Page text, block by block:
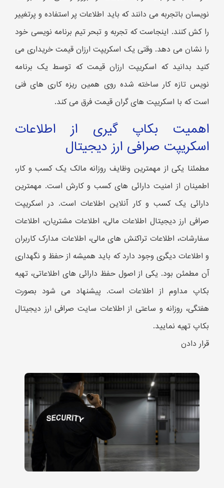
نویسان باتجربه می دانند که باید اطلاعات پر استفاده و پرتغییر
را کش کنند. اینجاست که تجربه و تبحر تیم برنامه نویسی خود
را نشان می دهد. وقتی یک اسکریپت ارزان قیمت خریداری می
کنید بدانید که اسکریپت ارزان قیمت که توسط یک برنامه
نویس تازه کار ساخته شده روی همین ریزه کاری های فنی
است که با اسکریپت های گران قیمت فرق می کند.
اهمیت بکاپ گیری از اطلاعات
اسکریپت صرافی ارز دیجیتال
مطمئنا یکی از مهمترین وظایف روزانه مالک یک کسب و کار،
اطمینان از امنیت دارائی های کسب و کارش است. مهمترین
دارائی یک کسب و کار آنلاین اطلاعات است. در اسکریپت
صرافی ارز دیجیتال اطلاعات مالی، اطلاعات مشتریان، اطلاعات
سفارشات، اطلاعات تراکنش های مالی، اطلاعات مدارک کاربران
و اطلاعات دیگری وجود دارد که باید همیشه از حفظ و نگهداری
آن مطمئن بود. یکی از اصول حفظ دارائی های اطلاعاتی، تهیه
بکاپ مداوم از اطلاعات است. پیشنهاد می شود بصورت
هفتگی، روزانه و ساعتی از اطلاعات سایت صرافی ارز دیجیتال
بکاپ تهیه نمایید.
قرار دادن